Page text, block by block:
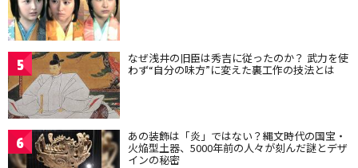
5 なぜ浅井の旧臣は秀吉に従ったのか？ 武力を使
わず“自分の味方”に変えた裏工作の技法とは
6 あの装飾は「炎」ではない？縄文時代の国宝・
火焔型土器、5000年前の人々が刻んだ謎とデザ
インの秘密